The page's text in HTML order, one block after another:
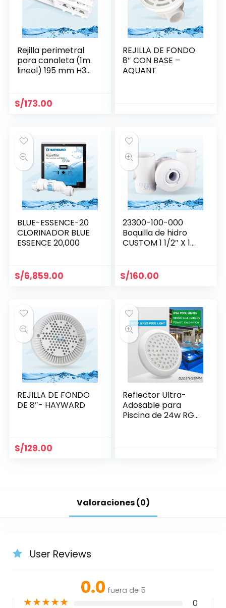
Rejilla perimetral
para canaleta (1m.
lineal) 195 mm H35
S/173.00
REJILLA DE FONDO
8″ CON BASE –
AQUANT
BLUE-ESSENCE-20
CLORINADOR BLUE
ESSENCE 20,000
S/6,859.00
23300-100-000
Boquilla de hidro
CUSTOM 1 1/2″ X 1
S/160.00
REJILLA DE FONDO
DE 8″- HAYWARD
S/129.00
Reflector Ultra-
Adosable para
Piscina de 24w RGB
Valoraciones (0)
User Reviews
0.0 fuera de 5
★★★★★ 0